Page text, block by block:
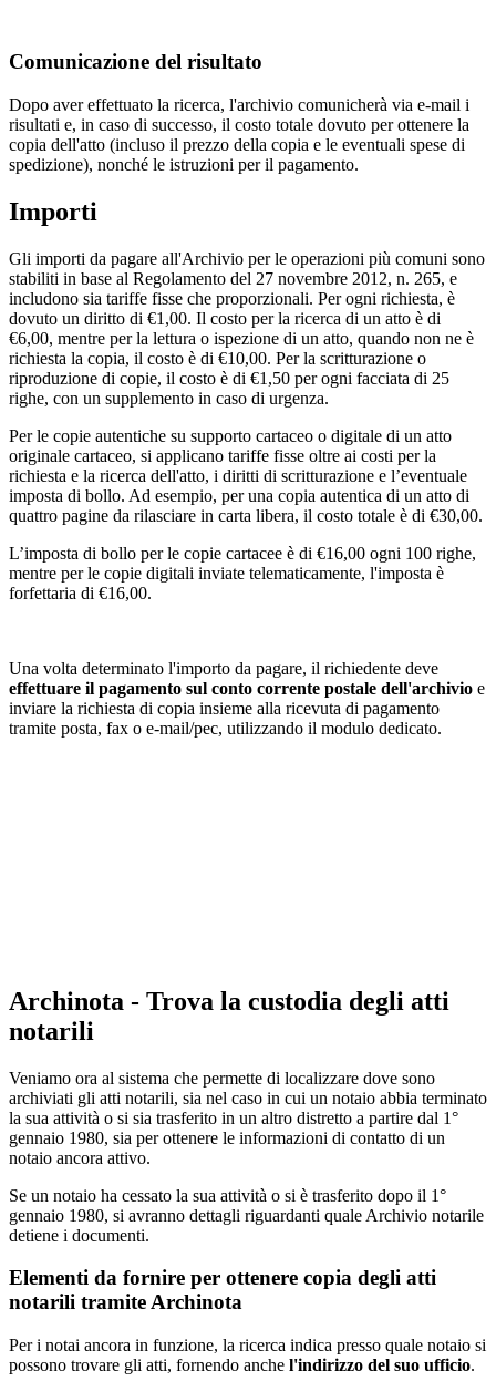
Comunicazione del risultato
Dopo aver effettuato la ricerca, l'archivio comunicherà via e-mail i
risultati e, in caso di successo, il costo totale dovuto per ottenere la
copia dell'atto (incluso il prezzo della copia e le eventuali spese di
spedizione), nonché le istruzioni per il pagamento.
Importi
Gli importi da pagare all'Archivio per le operazioni più comuni sono
stabiliti in base al Regolamento del 27 novembre 2012, n. 265, e
includono sia tariffe fisse che proporzionali. Per ogni richiesta, è
dovuto un diritto di €1,00. Il costo per la ricerca di un atto è di
€6,00, mentre per la lettura o ispezione di un atto, quando non ne è
richiesta la copia, il costo è di €10,00. Per la scritturazione o
riproduzione di copie, il costo è di €1,50 per ogni facciata di 25
righe, con un supplemento in caso di urgenza.
Per le copie autentiche su supporto cartaceo o digitale di un atto
originale cartaceo, si applicano tariffe fisse oltre ai costi per la
richiesta e la ricerca dell'atto, i diritti di scritturazione e l’eventuale
imposta di bollo. Ad esempio, per una copia autentica di un atto di
quattro pagine da rilasciare in carta libera, il costo totale è di €30,00.
L’imposta di bollo per le copie cartacee è di €16,00 ogni 100 righe,
mentre per le copie digitali inviate telematicamente, l'imposta è
forfettaria di €16,00.
Una volta determinato l'importo da pagare, il richiedente deve
effettuare il pagamento sul conto corrente postale dell'archivio e
inviare la richiesta di copia insieme alla ricevuta di pagamento
tramite posta, fax o e-mail/pec, utilizzando il modulo dedicato.
Archinota - Trova la custodia degli atti
notarili
Veniamo ora al sistema che permette di localizzare dove sono
archiviati gli atti notarili, sia nel caso in cui un notaio abbia terminato
la sua attività o si sia trasferito in un altro distretto a partire dal 1°
gennaio 1980, sia per ottenere le informazioni di contatto di un
notaio ancora attivo.
Se un notaio ha cessato la sua attività o si è trasferito dopo il 1°
gennaio 1980, si avranno dettagli riguardanti quale Archivio notarile
detiene i documenti.
Elementi da fornire per ottenere copia degli atti
notarili tramite Archinota
Per i notai ancora in funzione, la ricerca indica presso quale notaio si
possono trovare gli atti, fornendo anche l'indirizzo del suo ufficio.